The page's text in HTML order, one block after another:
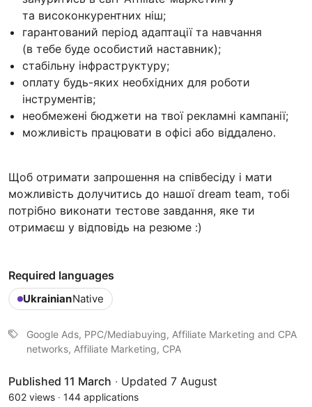
та високонкурентних ніш;
гарантований період адаптації та навчання
(в тебе буде особистий наставник);
стабільну інфраструктуру;
оплату будь-яких необхідних для роботи
інструментів;
необмежені бюджети на твої рекламні кампанії;
можливість працювати в офісі або віддалено.
Щоб отримати запрошення на співбесіду і мати
можливість долучитись до нашої dream team, тобі
потрібно виконати тестове завдання, яке ти
отримаєш у відповідь на резюме :)
Required languages
UkrainianNative
Google Ads, PPC/Mediabuying, Affiliate Marketing and CPA
networks, Affiliate Marketing, CPA
Published 11 March · Updated 7 August
602 views · 144 applications